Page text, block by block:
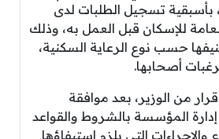
بأسبقية تسجيل الطلبات لدى
للإسكان قبل العمل به، وذلك
حسب نوع الرعاية السكنية،
أصحابها.
من الوزير، بعد موافقة
المؤسسة بالشروط والقواعد
والإجراءات التي يلزم استيفاؤها